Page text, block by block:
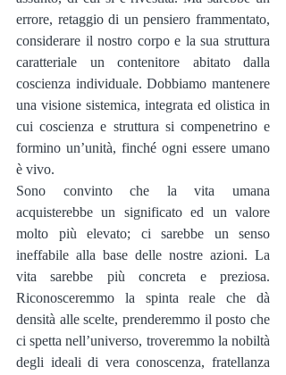
errore, retaggio di un pensiero frammentato,
considerare il nostro corpo e la sua struttura
caratteriale un contenitore abitato dalla
coscienza individuale. Dobbiamo mantenere
una visione sistemica, integrata ed olistica in
cui coscienza e struttura si compenetrino e
formino un’unità, finché ogni essere umano
è vivo.
Sono convinto che la vita umana
acquisterebbe un significato ed un valore
molto più elevato; ci sarebbe un senso
ineffabile alla base delle nostre azioni. La
vita sarebbe più concreta e preziosa.
Riconosceremmo la spinta reale che dà
densità alle scelte, prenderemmo il posto che
ci spetta nell’universo, troveremmo la nobiltà
degli ideali di vera conoscenza, fratellanza